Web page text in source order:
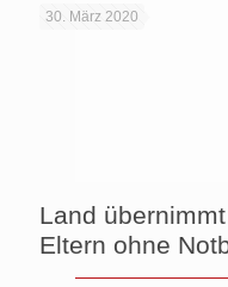
30. März 2020
Land
Eltern ohne